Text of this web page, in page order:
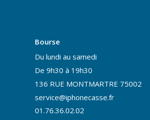
Bourse
Du lundi au samedi
De 9h30 à 19h30
136 RUE MONTMARTRE 75002
service@iphonecasse.fr
01.76.36.02.02